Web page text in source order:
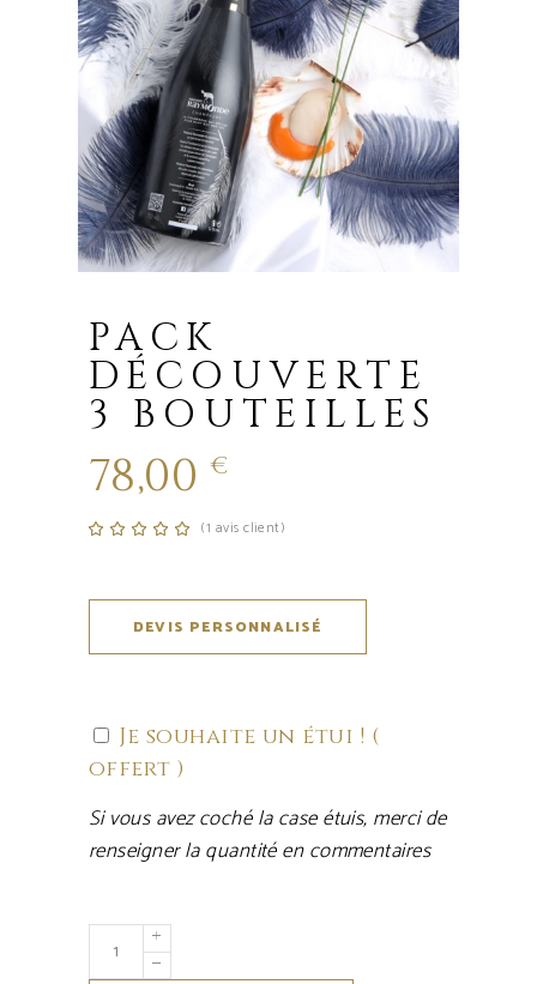
PACK
DÉCOUVERTE
3 BOUTEILLES
78,00€
Noté
1
notation
(1 avis client)
DEVIS PERSONNALISÉ
Je souhaite un étui ! (
offert )
Si vous avez coché la case étuis, merci de
renseigner la quantité en commentaires